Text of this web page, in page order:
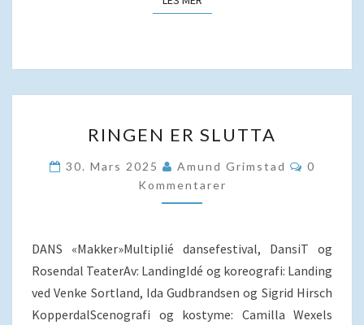
ER
SLUTTA
RINGEN ER SLUTTA
30. Mars 2025 Amund Grimstad
0
Kommentarer
DANS «Makker»Multiplié dansefestival, DansiT og
Rosendal TeaterAv: LandingIdé og koreografi: Landing
ved Venke Sortland, Ida Gudbrandsen og Sigrid Hirsch
KopperdalScenografi og kostyme: Camilla Wexels